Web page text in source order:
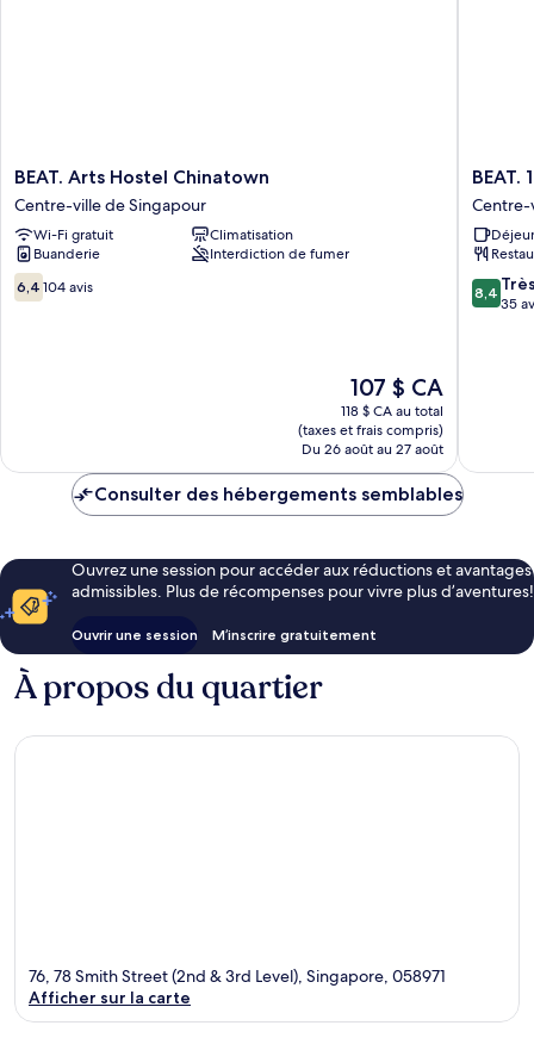
BEAT.
Arts
Hostel
Chinatown
Centre-
ville
de
BEAT. Arts Hostel Chinatown
Centre-ville de Singapour
Wi-Fi gratuit
Climatisation
Buanderie
Interdiction de fumer
6.4
sur
6,4 104 avis
Le
prix
est
de
107 $ CA
107 $ CA
118 $ CA au total
(taxes et frais compris)
Du 26 août au 27 août
BEAT.
1932
Hostel
at
Centre-
ville
BEAT.
Centre-
8.4
sur
8,4
35
Consulter des hébergements semblables
Ouvrez une session pour accéder aux réductions et avantages
admissibles. Plus de récompenses pour vivre plus d’aventures!
Ouvrir une session M’inscrire gratuitement
À propos du quartier
76, 78 Smith Street (2nd & 3rd Level), Singapore, 058971
Afficher sur la carte